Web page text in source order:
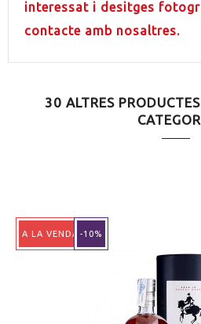
interessat i desitges
contacte amb nosaltres.
30 ALTRES
A LA VENDA!-10%